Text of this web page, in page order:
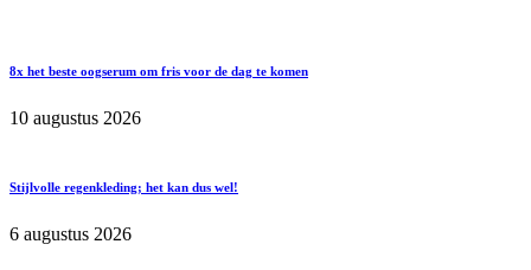
8x het beste oogserum om fris voor de dag te komen
10 augustus 2026
Stijlvolle regenkleding; het kan dus wel!
6 augustus 2026